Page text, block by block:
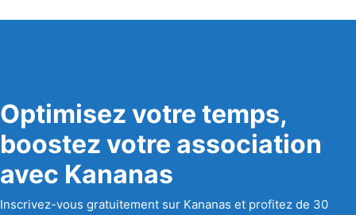
Optimisez votre temps,
boostez votre association
avec Kananas
Inscrivez-vous gratuitement sur Kananas et profitez de 30